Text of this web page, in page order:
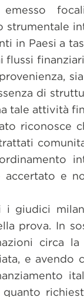
strumentale
in Paesi a
flussi
di
tale attività
riconosce
e
giudici
prova. In
circa
e avendo